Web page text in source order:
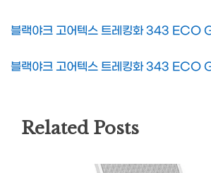
블랙야크 고어텍스 트레킹화 343 ECO
블랙야크 고어텍스 트레킹화 343 ECO
Related Posts